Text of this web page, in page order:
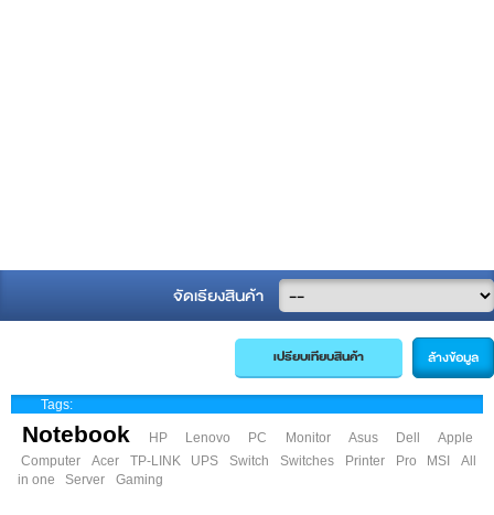
จัดเรียงสินค้า
ล้างข้อมูล
Tags:
Notebook HP Lenovo PC Monitor Asus Dell
Apple
Computer
Acer TP-LINK UPS Switch Switches Printer Pro MSI
All
in one
Server Gaming